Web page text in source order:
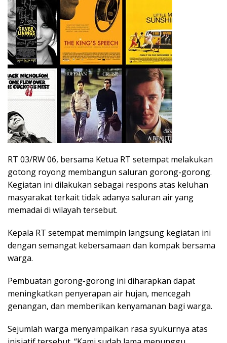
RT 03/RW 06, bersama Ketua RT setempat melakukan
gotong royong membangun saluran gorong-gorong.
Kegiatan ini dilakukan sebagai respons atas keluhan
masyarakat terkait tidak adanya saluran air yang
memadai di wilayah tersebut.
Kepala RT setempat memimpin langsung kegiatan ini
dengan semangat kebersamaan dan kompak bersama
warga.
Pembuatan gorong-gorong ini diharapkan dapat
meningkatkan penyerapan air hujan, mencegah
genangan, dan memberikan kenyamanan bagi warga.
Sejumlah warga menyampaikan rasa syukurnya atas